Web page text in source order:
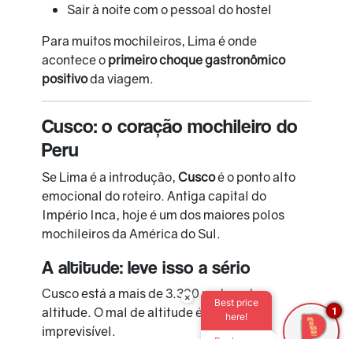
Sair à noite com o pessoal do hostel
Para muitos mochileiros, Lima é onde
acontece o primeiro choque gastronômico
positivoda viagem.
Cusco: o coração mochileiro do
Peru
Se Lima é a introdução, Cuscoé o ponto alto
emocional do roteiro. Antiga capital do
Império Inca, hoje é um dos maiores polos
mochileiros da América do Sul.
A altitude: leve isso a sério
Cusco está a mais de 3.300 metros de
altitude. O mal de altitude é real e
imprevisível.
×
Best price
here!
1